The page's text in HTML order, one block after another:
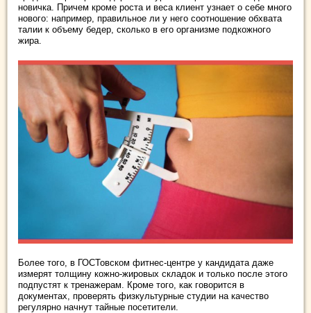
новичка. Причем кроме роста и веса клиент узнает о себе много
нового: например, правильное ли у него соотношение обхвата
талии к объему бедер, сколько в его организме подкожного
жира.
Более того, в ГОСТовском фитнес-центре у кандидата даже
измерят толщину кожно-жировых складок и только после этого
подпустят к тренажерам. Кроме того, как говорится в
документах, проверять физкультурные студии на качество
регулярно начнут тайные посетители.